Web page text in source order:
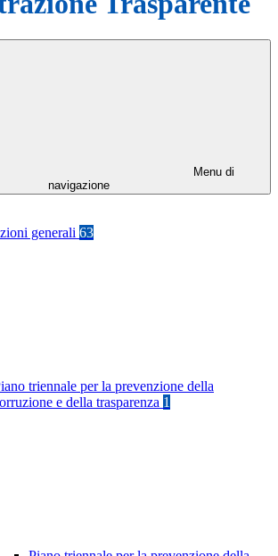
Menu di
navigazione
generali 63
triennale per la prevenzione della
e della trasparenza 1